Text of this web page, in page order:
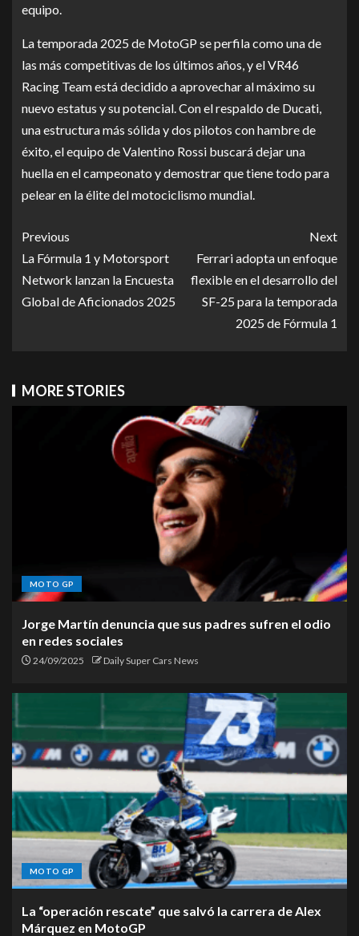
equipo.
La temporada 2025 de MotoGP se perfila como una de
las más competitivas de los últimos años, y el VR46
Racing Team está decidido a aprovechar al máximo su
nuevo estatus y su potencial. Con el respaldo de Ducati,
una estructura más sólida y dos pilotos con hambre de
éxito, el equipo de Valentino Rossi buscará dejar una
huella en el campeonato y demostrar que tiene todo para
pelear en la élite del motociclismo mundial.
Previous
La Fórmula 1 y Motorsport
Network lanzan la Encuesta
Global de Aficionados 2025
Next
Ferrari adopta un enfoque
flexible en el desarrollo del
SF-25 para la temporada
2025 de Fórmula 1
MORE STORIES
MOTO GP
Jorge Martín denuncia que sus padres sufren el odio
en redes sociales
24/09/2025 Daily Super Cars News
MOTO GP
La “operación rescate” que salvó la carrera de Alex
Márquez en MotoGP